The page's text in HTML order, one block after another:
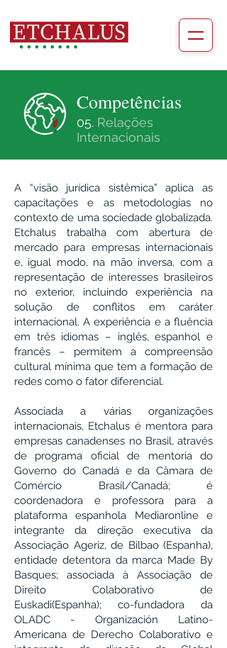
Competências
05. Relações
Internacionais
A “visão jurídica sistêmica” aplica as
capacitações e as metodologias no
contexto de uma sociedade globalizada.
Etchalus trabalha com abertura de
mercado para empresas internacionais
e, igual modo, na mão inversa, com a
representação de interesses brasileiros
no exterior, incluindo experiência na
solução de conflitos em caráter
internacional. A experiência e a fluência
em três idiomas – inglês, espanhol e
francês – permitem a compreensão
cultural mínima que tem a formação de
redes como o fator diferencial.
Associada a várias organizações
internacionais, Etchalus é mentora para
empresas canadenses no Brasil, através
de programa oficial de mentoria do
Governo do Canadá e da Câmara de
Comércio Brasil/Canadá; é
coordenadora e professora para a
plataforma espanhola Mediaronline e
integrante da direção executiva da
Associação Ageriz, de Bilbao (Espanha),
entidade detentora da marca Made By
Basques; associada à Associação de
Direito Colaborativo de
Euskadi(Espanha); co-fundadora da
OLADC - Organización Latino-
Americana de Derecho Colaborativo e